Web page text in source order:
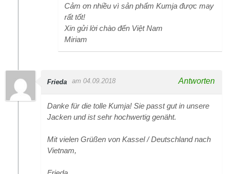
Cảm ơn nhiều vì sản phẩm Kumja được may
rất tốt!
Xin gửi lời chào đến Việt Nam
Miriam
Frieda am 04.09.2018 Antworten
Danke für die tolle Kumja! Sie passt gut in unsere
Jacken und ist sehr hochwertig genäht.
Mit vielen Grüßen von Kassel / Deutschland nach
Vietnam,